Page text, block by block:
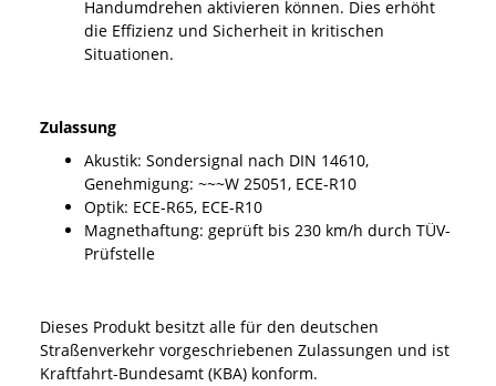
Handumdrehen aktivieren können. Dies erhöht
die Effizienz und Sicherheit in kritischen
Situationen.
Zulassung
Akustik: Sondersignal nach DIN 14610,
Genehmigung: ~~~W 25051, ECE-R10
Optik: ECE-R65, ECE-R10
Magnethaftung: geprüft bis 230 km/h durch TÜV-
Prüfstelle
Dieses Produkt besitzt alle für den deutschen
Straßenverkehr vorgeschriebenen Zulassungen und ist
Kraftfahrt-Bundesamt (KBA) konform.